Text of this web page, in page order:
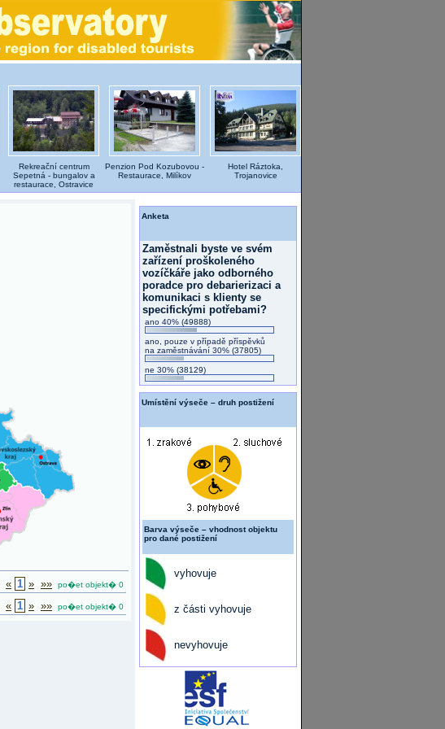
Rekreační centrum
Sepetná - bungalov a
restaurace, Ostravice
Penzion Pod Kozubovou -
Restaurace, Milíkov
Hotel Ráztoka,
Trojanovice
« 1 » »» po�et objekt� 0
« 1 » »» po�et objekt� 0
Anketa
Zaměstnali byste ve svém
zařízení proškoleného
vozíčkáře jako odborného
poradce pro debarierizaci a
komunikaci s klienty se
specifickými potřebami?
ano 40% (49888)
ano, pouze v případě příspěvků
na zaměstnávání 30% (37805)
ne 30% (38129)
Umístění výseče – druh postižení
Barva výseče – vhodnost objektu
pro dané postižení
vyhovuje
z části vyhovuje
nevyhovuje